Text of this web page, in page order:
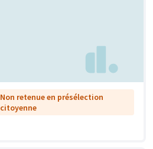
Non retenue en présélection
citoyenne